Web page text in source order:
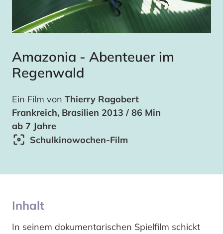
Amazonia - Abenteuer im
Regenwald
Ein Film von Thierry Ragobert
Frankreich, Brasilien 2013 / 86 Min
ab 7 Jahre
Schulkinowochen-Film
Inhalt
In seinem dokumentarischen Spielfilm schickt